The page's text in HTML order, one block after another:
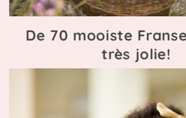
De 70 mooiste
très jolie!